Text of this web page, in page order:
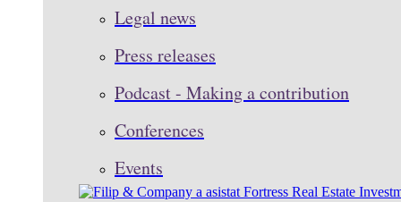
Legal news
Press releases
Podcast - Making a contribution
Conferences
Events